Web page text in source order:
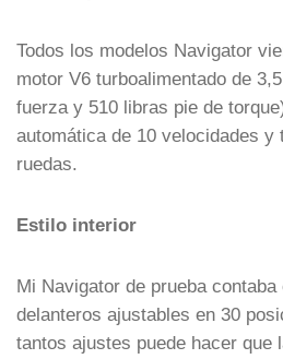
Todos los modelos Navigator
motor V6 turboalimentado de
fuerza y 510 libras pie de
automática de 10 velocidades
ruedas.
Estilo interior
Mi Navigator de prueba contaba
delanteros ajustables en 30
tantos ajustes puede hacer que